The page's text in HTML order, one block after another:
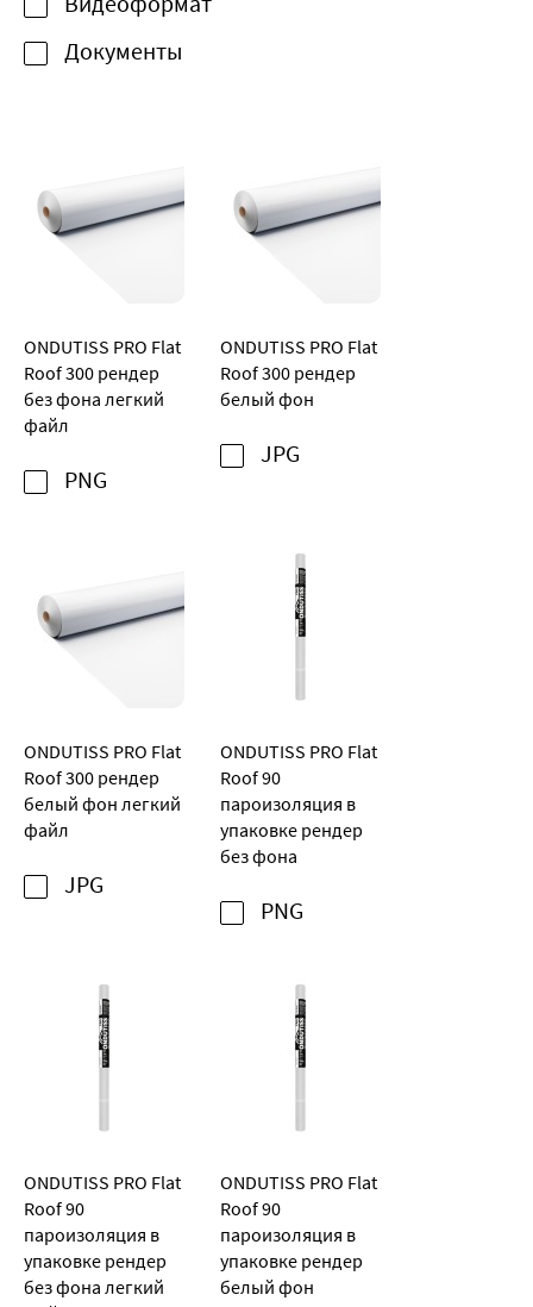
Видеоформат
Документы
ONDUTISS PRO Flat
Roof 300 рендер
без фона легкий
файл
PNG
ONDUTISS PRO Flat
Roof 300 рендер
белый фон
JPG
ONDUTISS PRO Flat
Roof 300 рендер
белый фон легкий
файл
JPG
ONDUTISS PRO Flat
Roof 90
пароизоляция в
упаковке рендер
без фона
PNG
ONDUTISS PRO Flat
Roof 90
пароизоляция в
упаковке рендер
без фона легкий
ONDUTISS PRO Flat
Roof 90
пароизоляция в
упаковке рендер
белый фон